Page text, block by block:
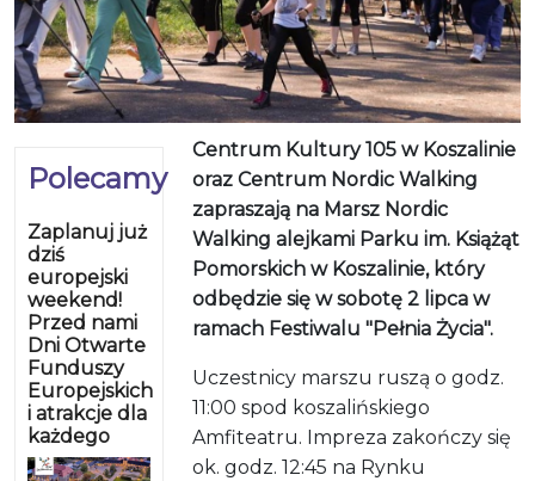
Polecamy
Zaplanuj już
dziś
europejski
weekend!
Przed nami
Dni Otwarte
Funduszy
Europejskich
i atrakcje dla
każdego
Centrum Kultury 105 w Koszalinie
oraz Centrum Nordic Walking
zapraszają na Marsz Nordic
Walking alejkami Parku im. Książąt
Pomorskich w Koszalinie, który
odbędzie się w sobotę 2 lipca w
ramach Festiwalu "Pełnia Życia".
Uczestnicy marszu ruszą o godz.
11:00 spod koszalińskiego
Amfiteatru. Impreza zakończy się
ok. godz. 12:45 na Rynku